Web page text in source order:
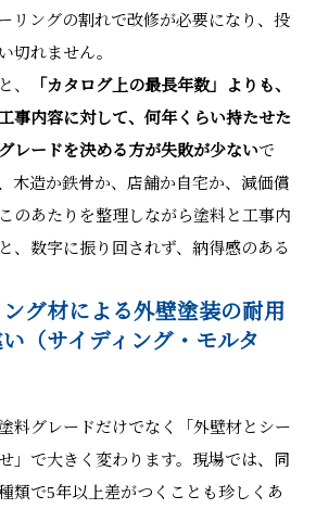
リングの割れで改修が必要になり、投
切れません。
、
「カタログ上の最長年数」よりも、
事内容に対して、何年くらい持たせた
レードを決める方が失敗が少ないで
木造か鉄骨か、店舗か自宅か、減価償
のあたりを整理しながら塗料と工事内
、数字に振り回されず、納得感のある
グ材による外壁塗装の耐用
（サイディング・モルタ
料グレードだけでなく「外壁材とシー
」で大きく変わります。現場では、同
類で5年以上差がつくことも珍しくあ